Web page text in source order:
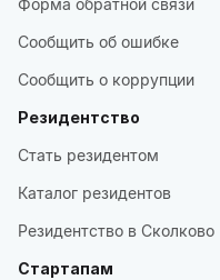
Форма обратной связи
Сообщить об ошибке
Сообщить о коррупции
Резидентство
Стать резидентом
Каталог резидентов
Резидентство в Сколково
Стартапам